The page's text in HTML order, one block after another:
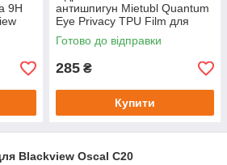
9H
антишпигун Mietubl Quantum
Eye Privacy TPU Film для
Blackview Oscal C20
Готово до відправки
285 ₴
Купити
Blackview Oscal C20